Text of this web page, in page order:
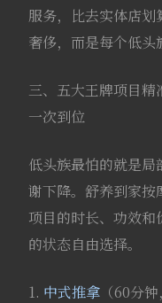
服务，比去实体店
奢侈，而是每个低头
三、五大王牌项目
一次到位
低头族最怕的就是
谢下降。舒养到家按
项目的时长、功效
的状态自由选择。
1. 中式推拿（60分钟